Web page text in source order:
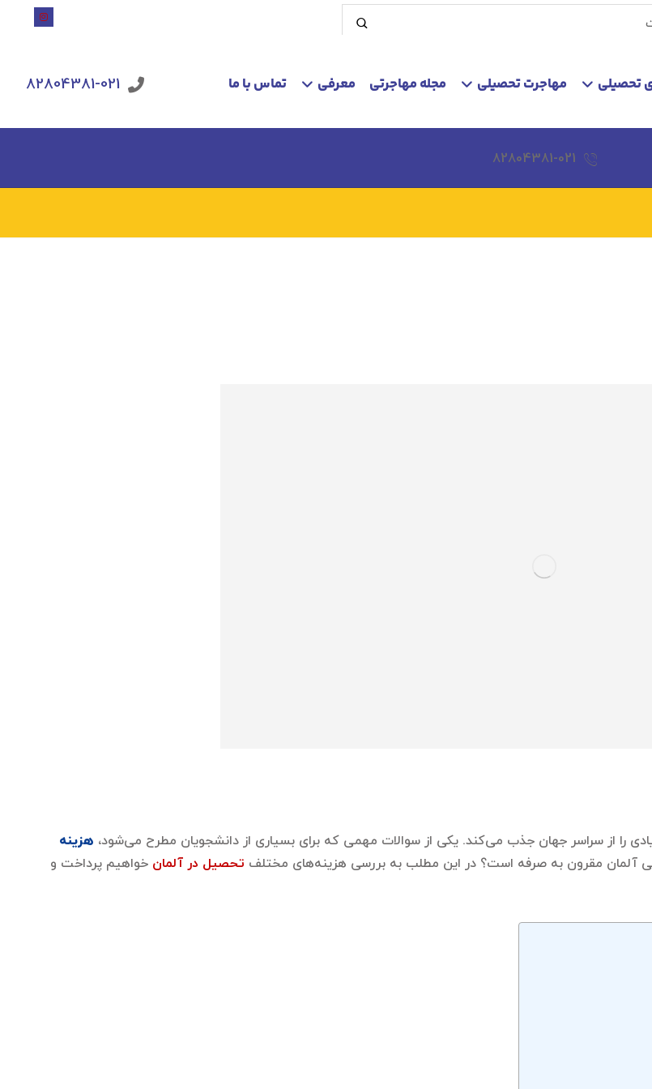
تحصیلی مهاجرت تحصیلی مجله مهاجرتی معرفی تماس با ما 82804381-021
82804381-021
را از سراسر جهان جذب می‌کند. یکی از سوالات مهمی که برای بسیاری از دانشجویان مطرح می‌شود، هزینه
آلمان مقرون به صرفه است؟ در این مطلب به بررسی هزینه‌های مختلف تحصیل در آلمان خواهیم پرداخت و